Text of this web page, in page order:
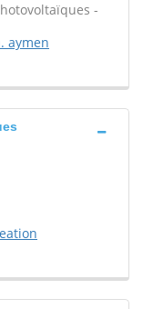
-
aymen